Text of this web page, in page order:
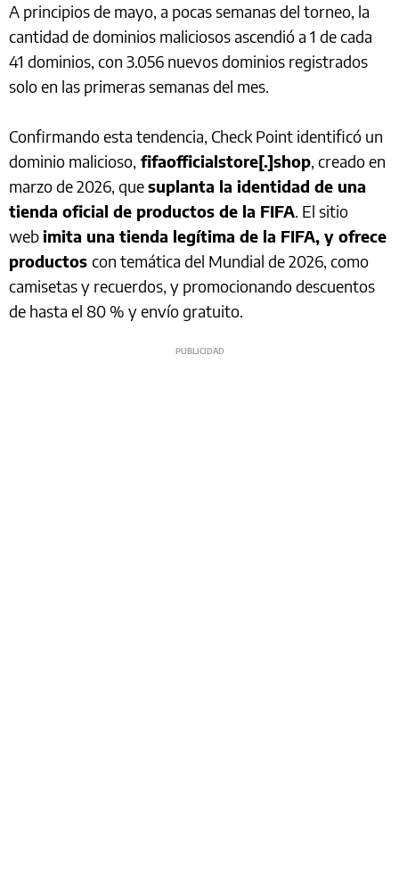
A principios de mayo, a pocas semanas del torneo, la
cantidad de dominios maliciosos ascendió a 1 de cada
41 dominios, con 3.056 nuevos dominios registrados
solo en las primeras semanas del mes.
Confirmando esta tendencia, Check Point identificó un
dominio malicioso, fifaofficialstore[.]shop, creado en
marzo de 2026, quesuplanta la identidad de una
tienda oficial de productos de la FIFA. El sitio
webimita una tienda legítima de la FIFA, y ofrece
productos con temática del Mundial de 2026, como
camisetas y recuerdos, y promocionando descuentos
de hasta el 80 % y envío gratuito.